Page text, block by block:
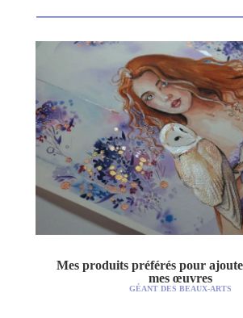
Mes produits préférés pour
mes œuvres
GÉANT DES BEAUX-ARTS